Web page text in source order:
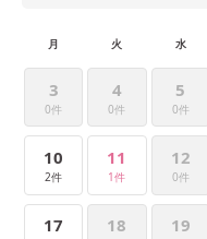
月 火 水
3
0件
4
0件
5
0件
10
2件
11
1件
12
0件
17 18 19